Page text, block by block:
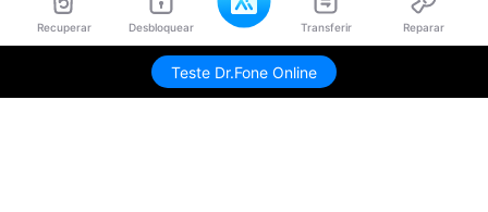
Recuperar Desbloquear Transferir Reparar
Teste Dr.Fone Online